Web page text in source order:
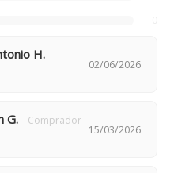
H. -
02/06/2026
G. - Comprador
15/03/2026